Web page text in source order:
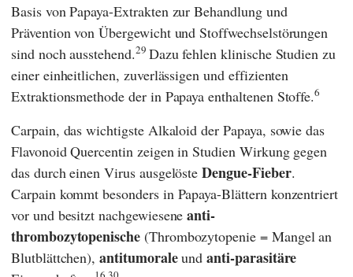
Basis von Papaya-Extrakten zur Behandlung und
Prävention von Übergewicht und Stoffwechselstörungen
sind noch ausstehend.29 Dazu fehlen klinische Studien zu
einer einheitlichen, zuverlässigen und effizienten
Extraktionsmethode der in Papaya enthaltenen Stoffe.6
Carpain, das wichtigste Alkaloid der Papaya, sowie das
Flavonoid Quercentin zeigen in Studien Wirkung gegen
das durch einen Virus ausgelösteDengue-Fieber.
Carpain kommt besonders in Papaya-Blättern konzentriert
vor und besitzt nachgewieseneanti-
thrombozytopenische (Thrombozytopenie = Mangel an
Blutblättchen),antitumoraleundanti-parasitäre